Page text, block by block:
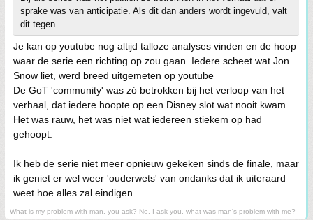
sprake was van anticipatie. Als dit dan anders wordt ingevuld, valt
dit tegen.
Je kan op youtube nog altijd talloze analyses vinden en de hoop
waar de serie een richting op zou gaan. Iedere scheet wat Jon
Snow liet, werd breed uitgemeten op youtube
De GoT 'community' was zó betrokken bij het verloop van het
verhaal, dat iedere hoopte op een Disney slot wat nooit kwam.
Het was rauw, het was niet wat iedereen stiekem op had
gehoopt.
Ik heb de serie niet meer opnieuw gekeken sinds de finale, maar
ik geniet er wel weer 'ouderwets' van ondanks dat ik uiteraard
weet hoe alles zal eindigen.
What is my problem with man, you ask? No. I ask you, what was man's problem with me?